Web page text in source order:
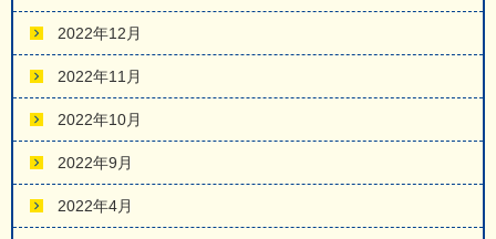
2022年12月
2022年11月
2022年10月
2022年9月
2022年4月